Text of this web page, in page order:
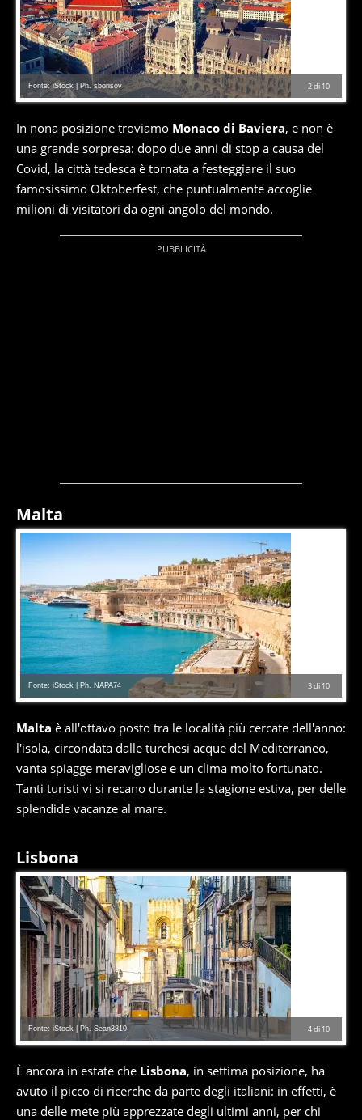
2di 10
Fonte: iStock | Ph. sborisov
In nona posizione troviamo Monaco di Baviera, e non è
una grande sorpresa: dopo due anni di stop a causa del
Covid, la città tedesca è tornata a festeggiare il suo
famosissimo Oktoberfest, che puntualmente accoglie
milioni di visitatori da ogni angolo del mondo.
Malta
3di 10
Fonte: iStock | Ph. NAPA74
Malta è all'ottavo posto tra le località più cercate dell'anno:
l'isola, circondata dalle turchesi acque del Mediterraneo,
vanta spiagge meravigliose e un clima molto fortunato.
Tanti turisti vi si recano durante la stagione estiva, per delle
splendide vacanze al mare.
Lisbona
4di 10
Fonte: iStock | Ph. Sean3810
È ancora in estate che Lisbona, in settima posizione, ha
avuto il picco di ricerche da parte degli italiani: in effetti, è
una delle mete più apprezzate degli ultimi anni, per chi